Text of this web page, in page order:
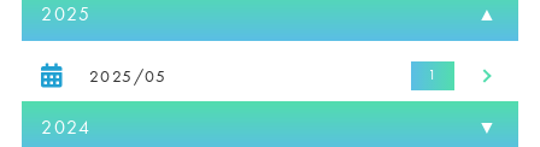
2025
2025/05
2024